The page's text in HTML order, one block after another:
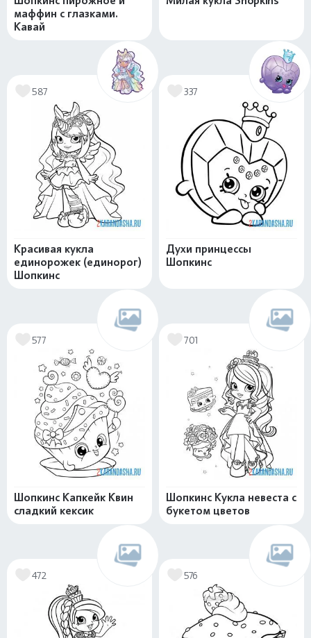
маффин с глазками.
Кавай
587
Красивая кукла
единорожек (единорог)
Шопкинс
337
Духи принцессы
Шопкинс
577
Шопкинс Капкейк Квин
сладкий кексик
701
Шопкинс Кукла невеста с
букетом цветов
472 576